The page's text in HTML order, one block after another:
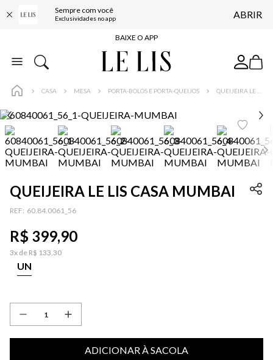
Sempre com você
Exclusividades no app ABRIR
FRETE GRÁTIS*
BAIXE O APP
10% OFF NA PRIMEIRA COMPRA*
FRETE GRÁTIS*
BAIXE O APP
10% OFF NA PRIMEIRA COMPRA*
CASA MESA PORTA-BOLOS E PORTA-QUEIJOS
QUEIJEIRA LE LIS CASA MUMBAI
: 60.84.0061_56
R$ 399,90
3x de R$ 133,30
UN
ADICIONAR À SACOLA